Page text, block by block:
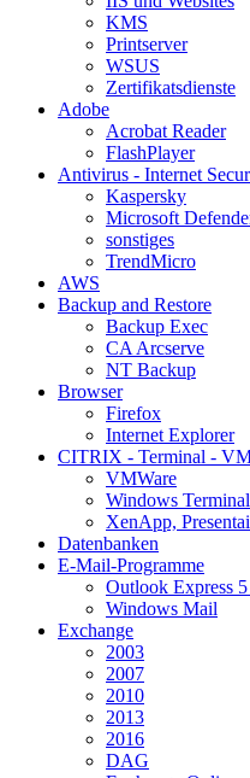
KMS
Printserver
WSUS
Zertifikatsdienste
Adobe
Acrobat Reader
FlashPlayer
Antivirus - Internet
Kaspersky
Microsoft
sonstiges
TrendMicro
AWS
Backup and Restore
Backup Exec
CA Arcserve
NT Backup
Browser
Firefox
Internet Explorer
CITRIX - Terminal -
VMWare
Windows
XenApp,
Datenbanken
E-Mail-Programme
Outlook Express
Windows Mail
Exchange
2003
2007
2010
2013
2016
DAG